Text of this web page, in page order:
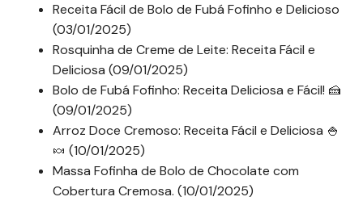
Receita Fácil de Bolo de Fubá Fofinho e Delicioso
(03/01/2025)
Rosquinha de Creme de Leite: Receita Fácil e
Deliciosa (09/01/2025)
Bolo de Fubá Fofinho: Receita Deliciosa e Fácil! 🍰
(09/01/2025)
Arroz Doce Cremoso: Receita Fácil e Deliciosa 🍚
🍬 (10/01/2025)
Massa Fofinha de Bolo de Chocolate com
Cobertura Cremosa. (10/01/2025)